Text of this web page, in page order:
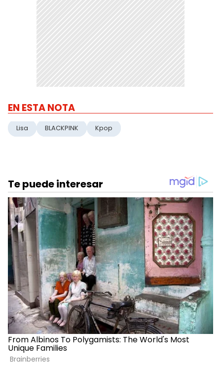
EN ESTA NOTA
Lisa BLACKPINK Kpop